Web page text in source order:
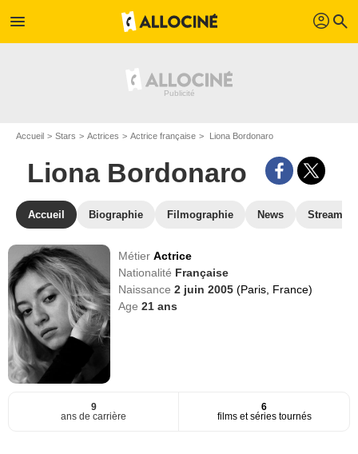
menu profil search
Accueil Stars Actrices Actrice française Liona Bordonaro
Liona Bordonaro
Accueil Biographie Filmographie News Streaming
MétierActrice
Nationalité Française
Naissance2 juin 2005(Paris, France)
Age21 ans
9
ans de carrière
6
films et séries tournés